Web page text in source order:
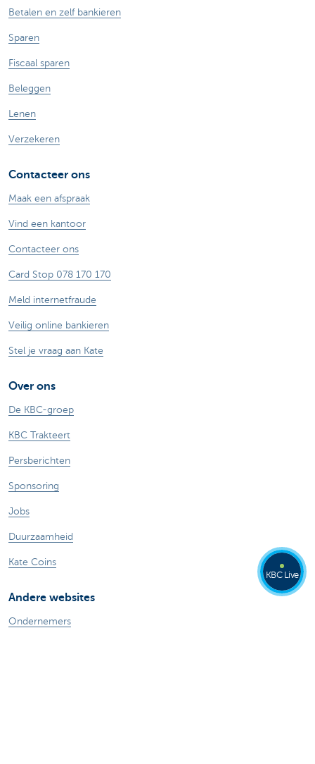
Betalen en zelf bankieren
Sparen
Fiscaal sparen
Beleggen
Lenen
Verzekeren
Contacteer ons
Maak een afspraak
Vind een kantoor
Contacteer ons
Card Stop 078 170 170
Meld internetfraude
Veilig online bankieren
Stel je vraag aan Kate
Over ons
De KBC-groep
KBC Trakteert
Persberichten
Sponsoring
Jobs
Duurzaamheid
Kate Coins
Andere websites
Ondernemers
KBC Live